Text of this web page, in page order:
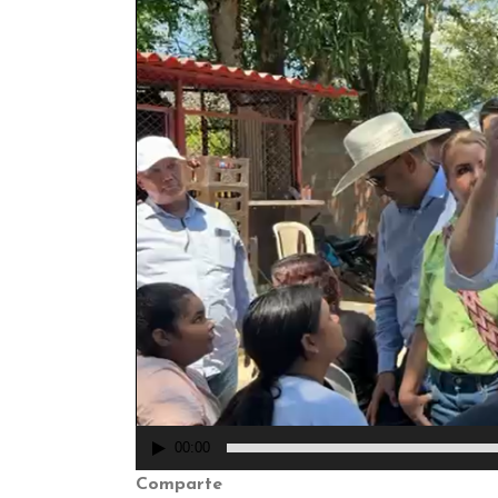
vídeo
00:00
Comparte